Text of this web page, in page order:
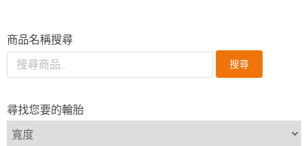
商品名稱搜尋
搜尋
尋找您要的輪胎